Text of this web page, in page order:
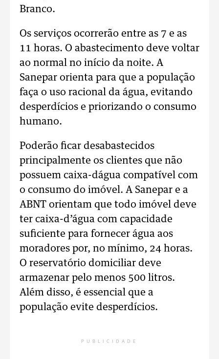
Branco.
Os serviços ocorrerão entre as 7 e as
11 horas. O abastecimento deve voltar
ao normal no início da noite. A
Sanepar orienta para que a população
faça o uso racional da água, evitando
desperdícios e priorizando o consumo
humano.
Poderão ficar desabastecidos
principalmente os clientes que não
possuem caixa-dágua compatível com
o consumo do imóvel. A Sanepar e a
ABNT orientam que todo imóvel deve
ter caixa-d’água com capacidade
suficiente para fornecer água aos
moradores por, no mínimo, 24 horas.
O reservatório domiciliar deve
armazenar pelo menos 500 litros.
Além disso, é essencial que a
população evite desperdícios.
PUBLICIDADE